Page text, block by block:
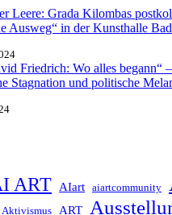
Leere: Grada Kilombas
Ausweg“ in der Kunsthalle
Friedrich: Wo alles begann“
Stagnation und politische
ART AIart aiartcommunity
Aktivismus ART